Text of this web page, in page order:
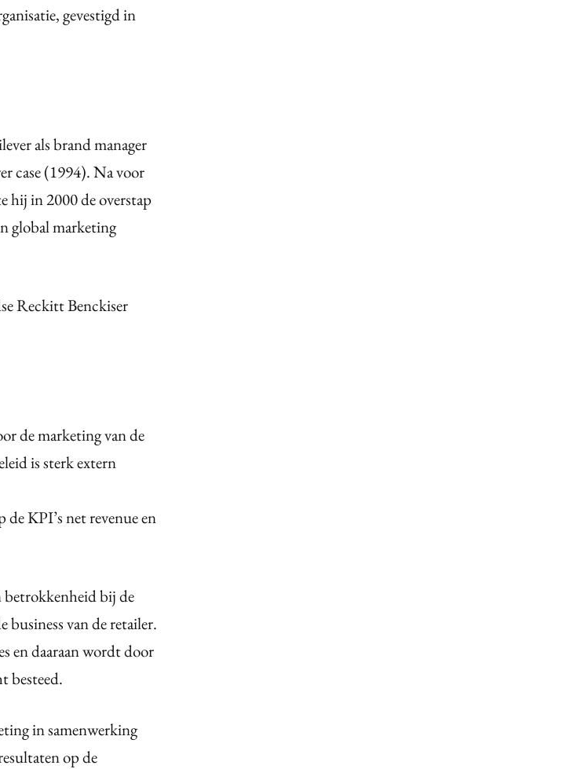
gevestigd in
als brand manager
case (1994). Na voor
hij in 2000 de overstap
global marketing
Reckitt Benckiser
de marketing van de
is sterk extern
KPI’s net revenue en
betrokkenheid bij de
business van de retailer.
en daaraan wordt door
besteed.
in samenwerking
op de